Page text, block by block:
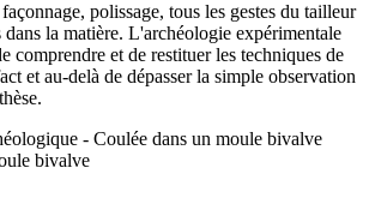
polissage, tous les gestes du tailleur
la matière. L'archéologie expérimentale
comprendre et de restituer les techniques de
et au-delà de dépasser la simple observation
- Coulée dans un moule bivalve